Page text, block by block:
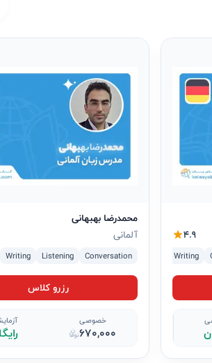
4.9
Writing
B1
Reading پزشکی
محمدرضا بهبهانی
آلمانی
Conversation
Listening
Writing
رزرو کلاس
خصوصی
670,000